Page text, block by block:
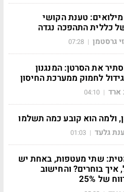
מילואים: טענת הקושי
כללית התהפכה נגדה
גרסטמן |
07:28
את הסרטן: המנגנון
לחמוק ממערכת החיסון
ארד |
04:10
ולמה הוא קובע כמה תשלמו
ענת גלעד |
01:03
שתי מעטפות, באחת יש
איך בוחרים? והחישוב
של 25%